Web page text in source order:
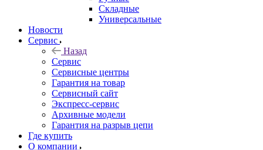
Складные
Универсальные
Новости
Сервис
Назад
Сервис
Сервисные центры
Гарантия на товар
Сервисный сайт
Экспресс-сервис
Архивные модели
Гарантия на разрыв цепи
Где купить
О компании